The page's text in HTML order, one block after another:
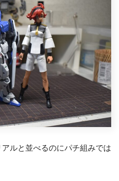
ルと並べるのにパチ組みでは